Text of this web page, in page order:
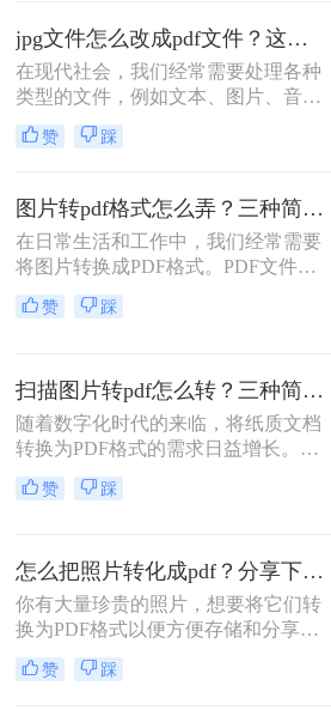
PDF。
jpg文件怎么改成pdf文件？这两种方法可以帮到各位！
在现代社会，我们经常需要处理各种
类型的文件，例如文本、图片、音
频、视频等等。其中，图片是一种常
见的文件类型，广泛应用于各个领
等。然而，图片文件往往存在一些问
题，例如文件大小过大、格式不兼
容、难以保护隐私等等。为了解决这
些问题，图片转换成PDF格式成为了
一种非常实用的文件格式转换方式。
下面，我们来详细介绍一下jpg文件怎
赞 踩
图片转pdf格式怎么弄？三种简便方法，让转换工作轻松完成！
在日常生活和工作中，我们经常需要
将图片转换成PDF格式。PDF文件具
有跨平台、易于分享和保护文档内容
等优点。那么图片转pdf格式怎么弄
赞 踩
扫描图片转pdf怎么转？三种简单实用的方法！
随着数字化时代的来临，将纸质文档
转换为PDF格式的需求日益增长。对
于已经数字化的图片，我们可以直接
将其转换为PDF。那么扫描图片转pdf
描图片转PDF的工作。
赞 踩
怎么把照片转化成pdf？分享下面的方法去试试！
你有大量珍贵的照片，想要将它们转
换为PDF格式以便方便存储和分享
吗？那么，你来对地方了！在本篇文
章中，我们将详细介绍怎么把照片转
赞 踩